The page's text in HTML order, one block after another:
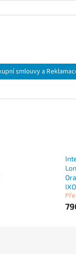
PLATBA
smlouvy a
IXO